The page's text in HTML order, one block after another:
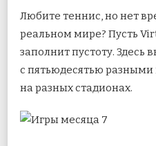
Любите теннис, но нет
реальном мире? Пусть
заполнит пустоту. Здесь
с пятьюдесятью разными
на разных стадионах.